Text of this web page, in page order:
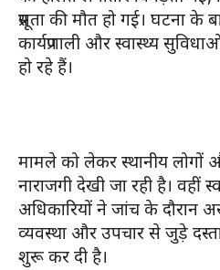
प्रसूता की मौत हो गई। घटना के
कार्यप्रणाली और स्वास्थ्य
हो रहे हैं।
मामले को लेकर स्थानीय लोगों
नाराजगी देखी जा रही है। वहीं
अधिकारियों ने जांच के दौरान
व्यवस्था और उपचार से जुड़े
शुरू कर दी है।